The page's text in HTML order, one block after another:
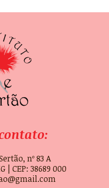
nº 83 A
| CEP: 38689 000